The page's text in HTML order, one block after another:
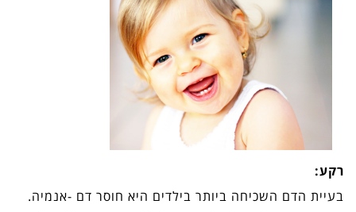
רקע:
בעיית הדם השכיחה ביותר בילדים היא חוסר דם -אנמיה.